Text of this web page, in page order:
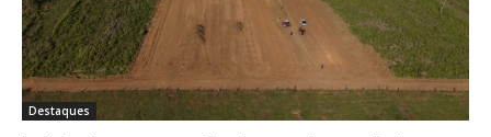
Destaques